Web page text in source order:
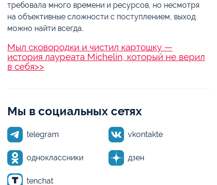
требовала много времени и ресурсов, но несмотря
на объективные сложности с поступлением, выход
можно найти всегда.
Мыл сковородки и чистил картошку —
история лауреата Michelin, который не верил
в себя>>
Мы в социальных сетях
telegram vkontakte
одноклассники дзен
tenchat